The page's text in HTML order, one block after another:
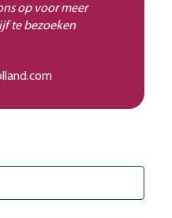
op voor meer
te bezoeken